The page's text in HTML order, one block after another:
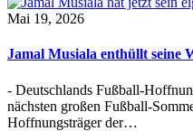
Mai 19, 2026
Jamal Musiala enthüllt seine
- Deutschlands Fußball-
nächsten großen Fußball-
Hoffnungsträger der…